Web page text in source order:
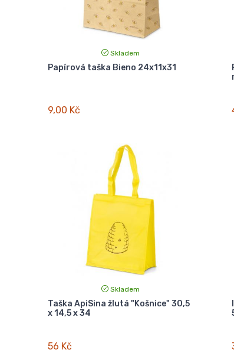
Skladem
Papírová taška Bieno 24x11x31
9,00 Kč
Skladem
Taška ApiSina žlutá "Košnice" 30,5
x 14,5 x 34
56 Kč